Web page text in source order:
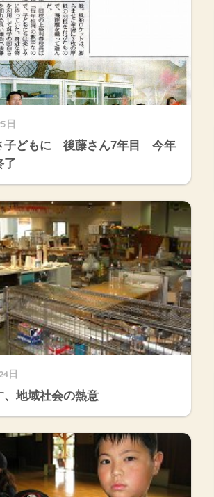
日
子どもに 後藤さん7年目 今年
了
日
、地域社会の熱意